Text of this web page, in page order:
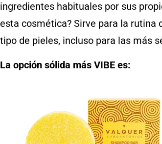
ingredientes habituales por sus
esta cosmética? Sirve para la rutina
tipo de pieles, incluso para las más
La opción sólida más VIBE es: